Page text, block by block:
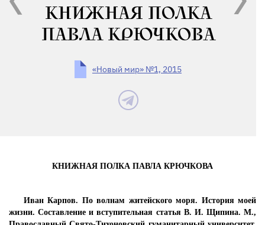
КНИЖНАЯ ПОЛКА
ПАВЛА КРЮЧКОВА
«Новый мир» №1, 2015
КНИЖНАЯ ПОЛКА ПАВЛА КРЮЧКОВА
Иван Карпов. По волнам житейского моря. История моей
жизни. Составление и вступительная статья В. И. Щипина. М.,